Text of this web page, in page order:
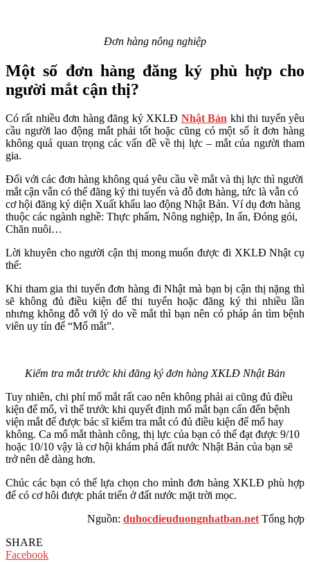
Đơn hàng nông nghiệp
Một số đơn hàng đăng ký phù hợp cho
người mắt cận thị?
Có rất nhiều đơn hàng đăng ký XKLĐ Nhật Bản khi thi tuyển yêu
cầu người lao động mắt phải tốt hoặc cũng có một số ít đơn hàng
không quá quan trọng các vấn đề về thị lực – mắt của người tham
gia.
Đối với các đơn hàng không quá yêu cầu về mắt và thị lực thì người
mắt cận vẫn có thể đăng ký thi tuyển và đỗ đơn hàng, tức là vẫn có
cơ hội đăng ký diện Xuất khẩu lao động Nhật Bản. Ví dụ đơn hàng
thuộc các ngành nghề: Thực phẩm, Nông nghiệp, In ấn, Đóng gói,
Chăn nuôi…
Lời khuyên cho người cận thị mong muốn được đi XKLĐ Nhật cụ
thể:
Khi tham gia thi tuyển đơn hàng đi Nhật mà bạn bị cận thị nặng thì
sẽ không đủ điều kiện để thi tuyển hoặc đăng ký thi nhiều lần
nhưng không đỗ với lý do về mắt thì bạn nên có pháp án tìm bệnh
viên uy tín để “Mổ mắt”.
Kiểm tra mắt trước khi đăng ký đơn hàng XKLĐ Nhật Bản
Tuy nhiên, chi phí mổ mắt rất cao nên không phải ai cũng đủ điều
kiện để mổ, vì thế trước khi quyết định mổ mắt bạn cấn đến bệnh
viện mắt để được bác sĩ kiểm tra mắt có đủ điều kiện để mổ hay
không. Ca mổ mắt thành công, thị lực của bạn có thể đạt được 9/10
hoặc 10/10 vậy là cơ hội khám phá đất nước Nhật Bản của bạn sẽ
trở nên dễ dàng hơn.
Chúc các bạn có thể lựa chọn cho mình đơn hàng XKLĐ phù hợp
để có cơ hôi được phát triển ở đất nước mặt trời mọc.
Nguồn: duhocdieuduongnhatban.netTổng hợp
SHARE
Facebook